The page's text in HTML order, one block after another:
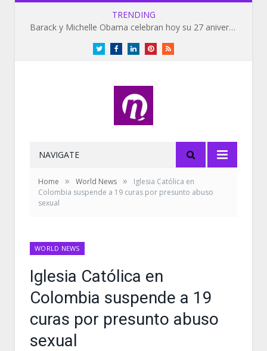
TRENDING
Barack y Michelle Obama celebran hoy su 27 aniversario de bodas
TwitterFacebookLinkedInPinterestRSS
NAVIGATE
Home » World News »
Iglesia Católica en
Colombia suspende a 19 curas por presunto abuso
sexual
WORLD NEWS
Iglesia Católica en
Colombia suspende a 19
curas por presunto abuso
sexual